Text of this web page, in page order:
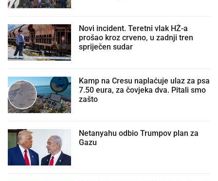
Novi incident. Teretni vlak HŽ-a
prošao kroz crveno, u zadnji tren
spriječen sudar
Kamp na Cresu naplaćuje ulaz za psa
7.50 eura, za čovjeka dva. Pitali smo
zašto
Netanyahu odbio Trumpov plan za
Gazu